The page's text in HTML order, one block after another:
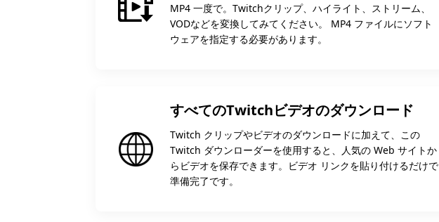
MP4 一度で。Twitchクリップ、ハイライト、ストリーム、
VODなどを変換してみてください。 MP4 ファイルにソフト
ウェアを指定する必要があります。
すべてのTwitchビデオのダウンロード
Twitch クリップやビデオのダウンロードに加えて、この
Twitch ダウンローダーを使用すると、人気の Web サイトか
らビデオを保存できます。ビデオ リンクを貼り付けるだけで
準備完了です。